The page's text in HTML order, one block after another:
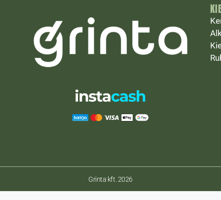
Grinta kft. 2026